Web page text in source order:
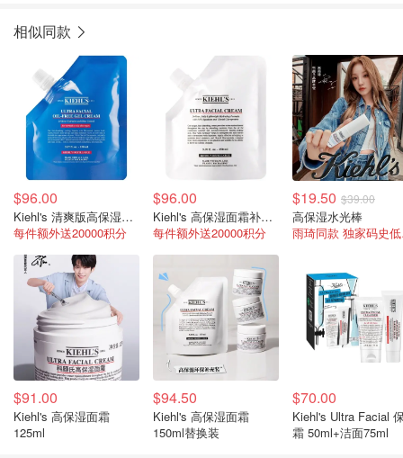
相似同款
$96.00
Kiehl's 清爽版高保湿面霜补充装150ml
每件额外送20000积分
$96.00
Kiehl's 高保湿面霜补充装150ml
每件额外送20000积分
$19.50 $39.00
高保湿水光棒
雨
$91.00
Kiehl's 高保湿面霜
125ml
$94.50
Kiehl's 高保湿面霜
150ml替换装
$70.00
Kiehl's Ultra Facial
霜 50ml+洁面75ml